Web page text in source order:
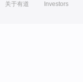
关于有道 Investors